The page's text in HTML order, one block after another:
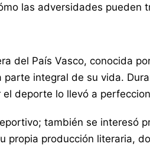
las adversidades
del País Vasco, conocida
integral de su vida.
deporte lo llevó a
también se interesó
propia producción literaria,